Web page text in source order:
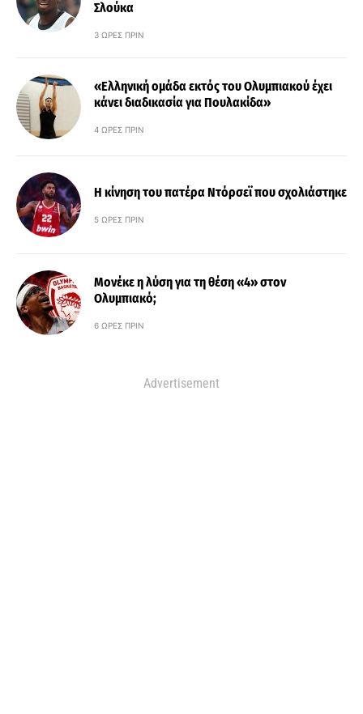
Σλούκα
3 ΏΡΕΣ ΠΡΙΝ
«Ελληνική ομάδα εκτός του Ολυμπιακού έχει
κάνει διαδικασία για Πουλακίδα»
4 ΏΡΕΣ ΠΡΙΝ
Η κίνηση του πατέρα Ντόρσεϊ που σχολιάστηκε
5 ΏΡΕΣ ΠΡΙΝ
Μονέκε η λύση για τη θέση «4» στον
Ολυμπιακό;
6 ΏΡΕΣ ΠΡΙΝ
Advertisement